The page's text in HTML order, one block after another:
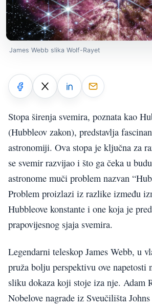
James Webb slika Wolf-Rayet
Stopa širenja svemira, poznata kao
(Hubbleov zakon), predstavlja
astronomiji. Ova stopa je ključna za
se svemir razvijao i što ga čeka u
astronome muči problem nazvan
Problem proizlazi iz razlike između
Hubbleove konstante i one koja je
prapovijesnog sjaja svemira.
Legendarni teleskop James Webb, u
pruža bolju perspektivu ove napetosti
sliku dokaza koji stoje iza nje. Adam
Nobelove nagrade iz Sveučilišta